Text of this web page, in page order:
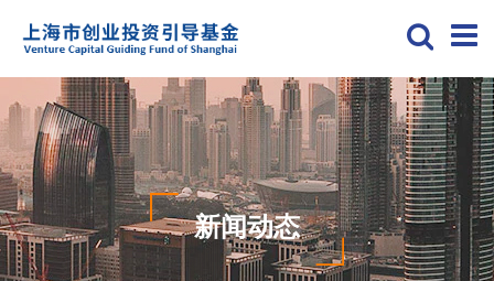
新闻动态